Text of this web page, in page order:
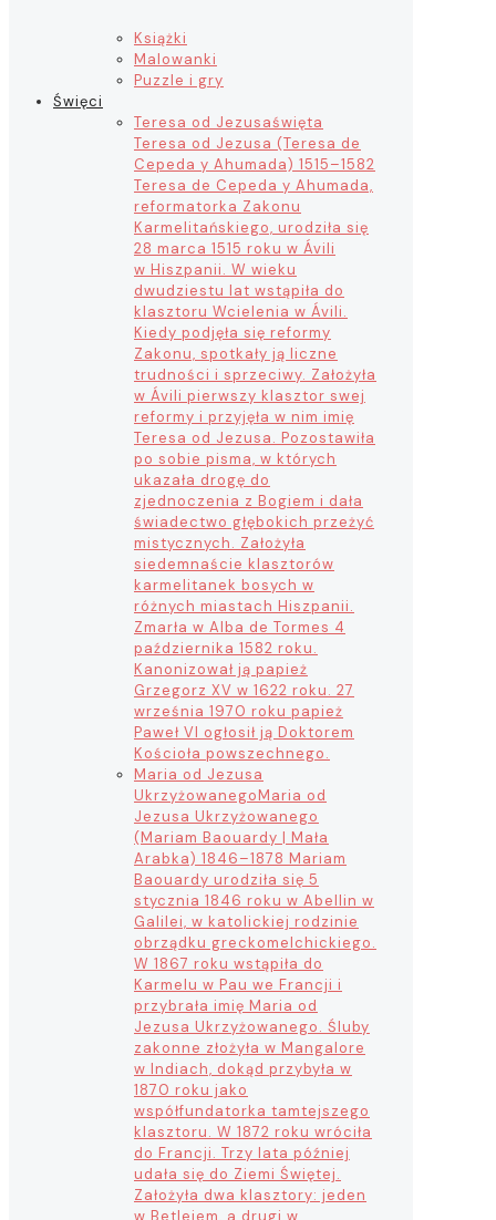
Książki
Malowanki
Puzzle i gry
Święci
Teresa od Jezusaświęta
Teresa od Jezusa (Teresa de
Cepeda y Ahumada) 1515–1582
Teresa de Cepeda y Ahumada,
reformatorka Zakonu
Karmelitańskiego, urodziła się
28 marca 1515 roku w Ávili
w Hiszpanii. W wieku
dwudziestu lat wstąpiła do
klasztoru Wcielenia w Ávili.
Kiedy podjęła się reformy
Zakonu, spotkały ją liczne
trudności i sprzeciwy. Założyła
w Ávili pierwszy klasztor swej
reformy i przyjęła w nim imię
Teresa od Jezusa. Pozostawiła
po sobie pisma, w których
ukazała drogę do
zjednoczenia z Bogiem i dała
świadectwo głębokich przeżyć
mistycznych. Założyła
siedemnaście klasztorów
karmelitanek bosych w
różnych miastach Hiszpanii.
Zmarła w Alba de Tormes 4
października 1582 roku.
Kanonizował ją papież
Grzegorz XV w 1622 roku. 27
września 1970 roku papież
Paweł VI ogłosił ją Doktorem
Kościoła powszechnego.
Maria od Jezusa
UkrzyżowanegoMaria od
Jezusa Ukrzyżowanego
(Mariam Baouardy | Mała
Arabka) 1846–1878 Mariam
Baouardy urodziła się 5
stycznia 1846 roku w Abellin w
Galilei, w katolickiej rodzinie
obrządku greckomelchickiego.
W 1867 roku wstąpiła do
Karmelu w Pau we Francji i
przybrała imię Maria od
Jezusa Ukrzyżowanego. Śluby
zakonne złożyła w Mangalore
w Indiach, dokąd przybyła w
1870 roku jako
współfundatorka tamtejszego
klasztoru. W 1872 roku wróciła
do Francji. Trzy lata później
udała się do Ziemi Świętej.
Założyła dwa klasztory: jeden
w Betlejem, a drugi w